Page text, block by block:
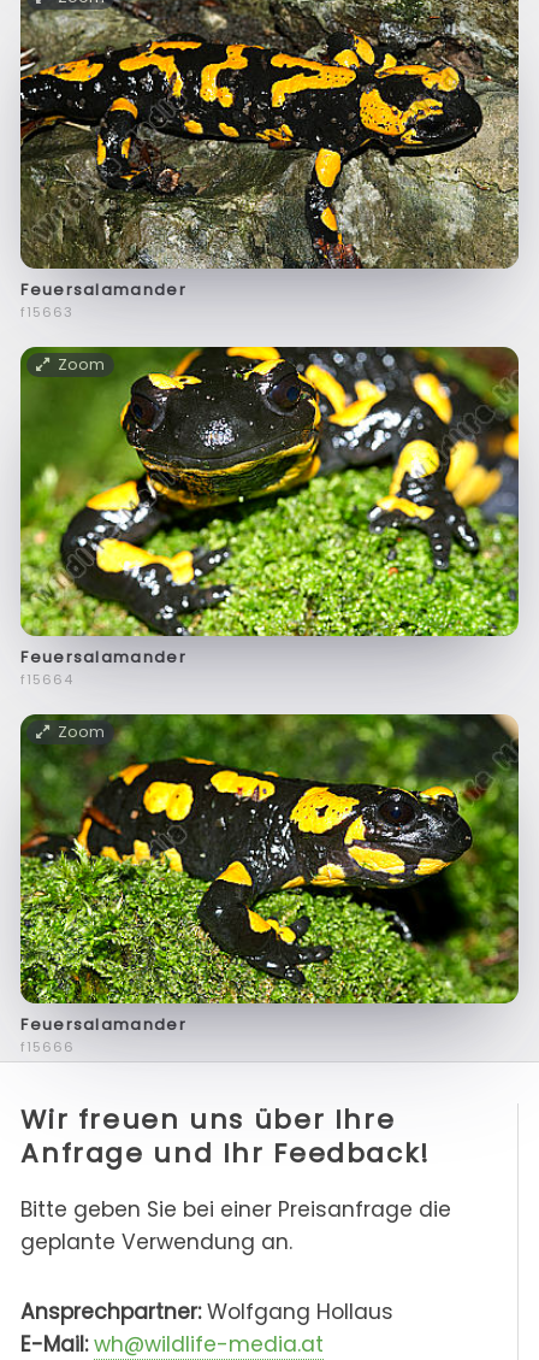
Feuersalamander
f15663
Zoom
Feuersalamander
f15664
Zoom
Feuersalamander
f15666
Wir freuen uns über Ihre
Anfrage und Ihr Feedback!
Bitte geben Sie bei einer Preisanfrage die
geplante Verwendung an.
Ansprechpartner:Wolfgang Hollaus
E-Mail: wh@wildlife-media.at